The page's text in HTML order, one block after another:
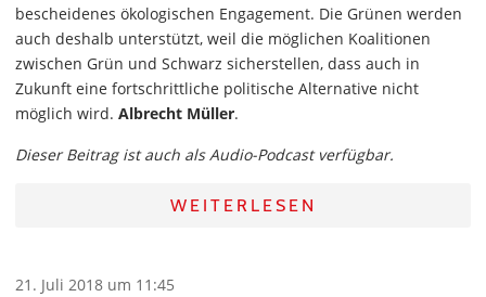
bescheidenes ökologischen Engagement. Die Grünen werden
auch deshalb unterstützt, weil die möglichen Koalitionen
zwischen Grün und Schwarz sicherstellen, dass auch in
Zukunft eine fortschrittliche politische Alternative nicht
möglich wird. Albrecht Müller.
Dieser Beitrag ist auch als Audio-Podcast verfügbar.
WEITERLESEN
21. Juli 2018 um 11:45